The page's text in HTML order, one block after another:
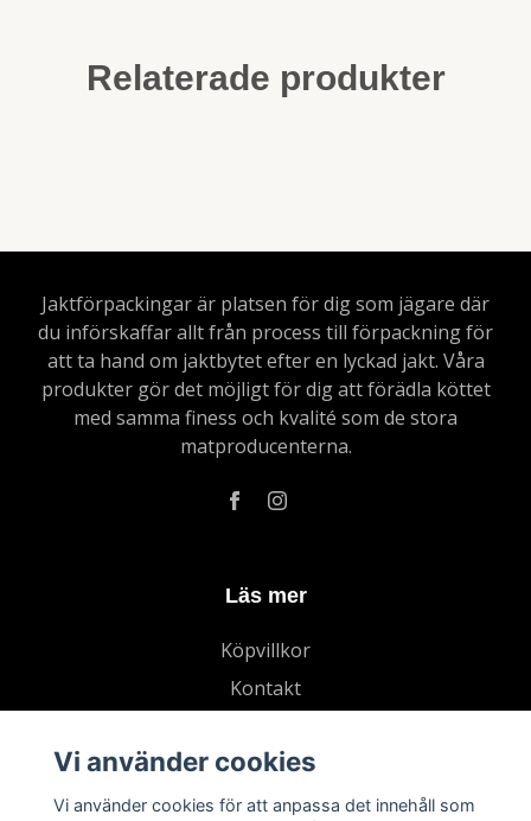
Relaterade produkter
Jaktförpackingar är platsen för dig som jägare där
du införskaffar allt från process till förpackning för
att ta hand om jaktbytet efter en lyckad jakt. Våra
produkter gör det möjligt för dig att förädla köttet
med samma finess och kvalité som de stora
matproducenterna.
Läs mer
Köpvillkor
Kontakt
Vi använder cookies
Vi använder cookies för att anpassa det innehåll som